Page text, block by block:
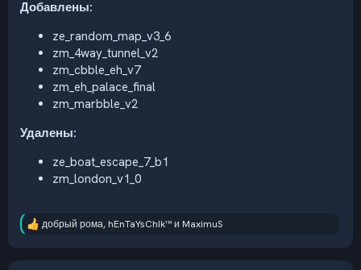
Добавлены:
ze_random_map_v3_6
zm_4way_tunnel_v2
zm_cbble_eh_v7
zm_eh_palace_final
zm_marbble_v2
Удалены:
ze_boat_escape_7_b1
zm_london_v1_0
Р
добрый рома, hEnTaYsChIk™и MaximuS